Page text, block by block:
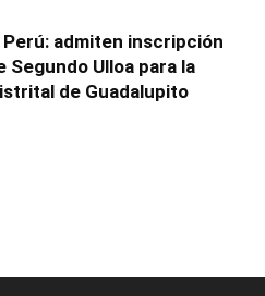
Perú: admiten inscripción
Segundo Ulloa para la
de Guadalupito